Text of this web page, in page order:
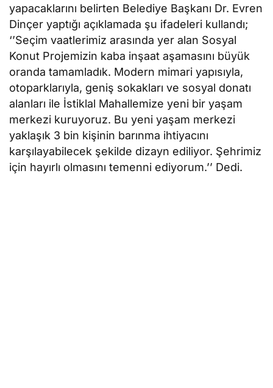
yapacaklarını belirten Belediye Başkanı Dr. Evren
Dinçer yaptığı açıklamada şu ifadeleri kullandı;
‘’Seçim vaatlerimiz arasında yer alan Sosyal
Konut Projemizin kaba inşaat aşamasını büyük
oranda tamamladık. Modern mimari yapısıyla,
otoparklarıyla, geniş sokakları ve sosyal donatı
alanları ile İstiklal Mahallemize yeni bir yaşam
merkezi kuruyoruz. Bu yeni yaşam merkezi
yaklaşık 3 bin kişinin barınma ihtiyacını
karşılayabilecek şekilde dizayn ediliyor. Şehrimiz
için hayırlı olmasını temenni ediyorum.’’ Dedi.